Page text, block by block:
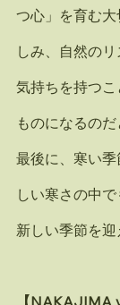
つ心」を育む
しみ、自然の
気持ちを持つ
ものになるのだ
最後に、寒い
しい寒さの中
新しい季節を迎
【NAKAJIMA